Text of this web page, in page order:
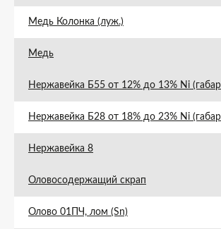
Медь Колонка (луж.)
Медь
Нержавейка Б55 от 12% до 13% Ni
Нержавейка Б28 от 18% до 23% Ni
Нержавейка 8
Оловосодержащий скрап
Олово 01ПЧ, лом (Sn)